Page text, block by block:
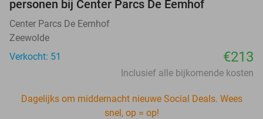
personen bij Center Parcs De Eemhof
Center Parcs De Eemhof
Zeewolde
Verkocht: 51
€213
Inclusief alle bijkomende kosten
Dagelijks om middernacht nieuwe Social Deals. Wees
snel, op = op!